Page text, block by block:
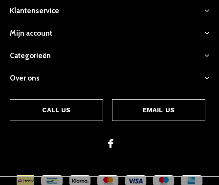
Klantenservice
Mijn account
Categorieën
Over ons
CALL US EMAIL US